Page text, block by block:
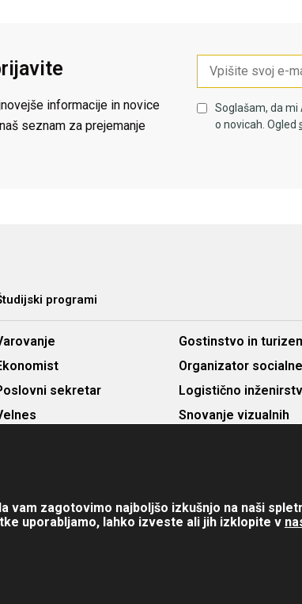
informacije in novice
seznam za prejemanje
Soglašam, da
o novicah. Ogled
programi
sekretar
Gostinstvo in
Organizator
Logistično
Snovanje vizualnih
vam zagotovimo najboljšo izkušnjo na naši
uporabljamo, lahko izveste ali jih izklopite v